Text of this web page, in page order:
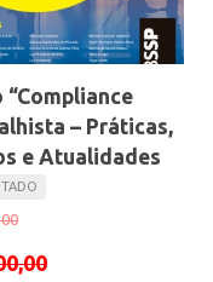
“Compliance
– Práticas,
e Atualidades